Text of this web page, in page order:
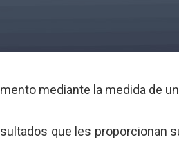
mediante la medida de
que les proporcionan